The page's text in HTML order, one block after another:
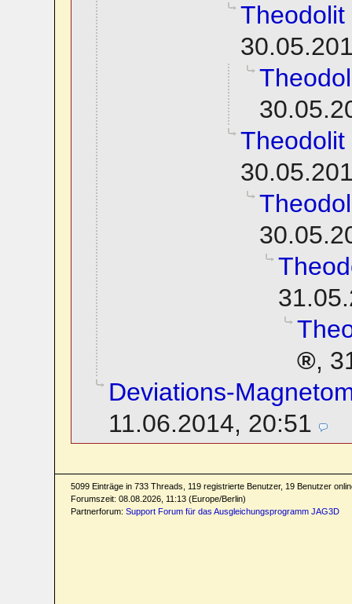
,
Deviations-
11.06.2014, 20:51
5099 Einträge in 733 Threads, 119 registrierte Benutzer, 19 Benutzer
Forumszeit: 08.08.2026, 11:13 (Europe/Berlin)
Partnerforum: Support Forum für das Ausgleichungsprogramm JAG3D